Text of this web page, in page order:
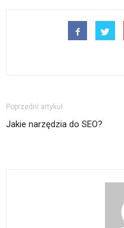
Poprzedni artykuł
Jakie narzędzia do SEO?